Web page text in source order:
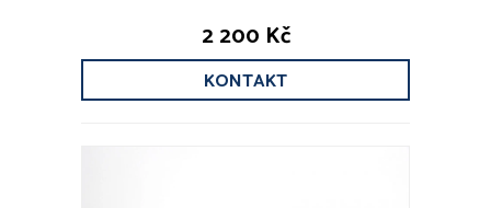
2 200 Kč
KONTAKT